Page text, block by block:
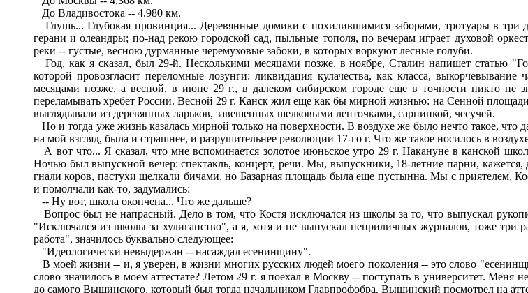
До Владивостока -- 4.980 км.
Глушь... Глубокая провинция... Деревянные домики с похилившимися заборами, тротуары в
герани и олеандры; по-над рекою городской сад, пыльные тополя, по вечерам играет духовой
реки -- густые, весною дурманные черемуховые забоки, в которых воркуют лесные голуби.
Год, как я сказал, был 29-й. Несколькими месяцами позже, в ноябре, Сталин напишет статью
которой провозгласит переломные лозунги: ликвидация кулачества, как класса,
месяцами позже, а весной, в июне 29 г., в далеком сибирском городе еще в точности никто не
переламывать хребет России. Весной 29 г. Канск жил еще как бы мирной жизнью: на Сенной
выглядывали из деревянных ларьков, завешенных шелковыми ленточками, сарпинкой, чесучей.
Но и тогда уже жизнь казалась мирной только на поверхности. В воздухе же было нечто такое,
на мой взгляд, была и страшнее, и разрушительнее революции 17-го г. Что же такое носилось в
А вот что... Я сказал, что мне вспоминается золотое июньское утро 29 г. Накануне в канской
Ночью был выпускной вечер: спектакль, концерт, речи. Мы, выпускники, 18-летние парни,
гнали коров, пастухи щелкали бичами, но Базарная площадь была еще пустынна. Мы с приятелем,
и помолчали как-то, задумались:
-- Ну вот, школа окончена... Что же дальше?
Вопрос был не напрасный. Дело в том, что Костя исключался из школы за то, что выпускал
"Исключался из школы за хулиганство", а я, хотя и не выпускал неприличных журналов, тоже три
работа", значилось буквально следующее:
"Идеологически невыдержан -- насаждал есенинщину".
В моей жизни -- и, я уверен, в жизни многих русских людей моего поколения -- это слово
слово значилось в моем аттестате? Летом 29 г. я поехал в Москву -- поступать в университет.
до самого Вышинского, который был тогда начальником Главпрофобра. Вышинский посмотрел на